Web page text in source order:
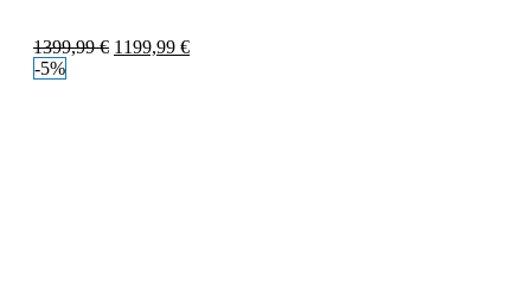
1399,99€ 1199,99 €
-5%